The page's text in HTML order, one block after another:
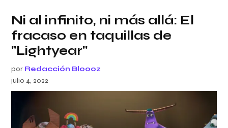
Ni al infinito, ni más allá: El
fracaso en taquillas de
"Lightyear"
por Redacción Bloooz
julio 4, 2022